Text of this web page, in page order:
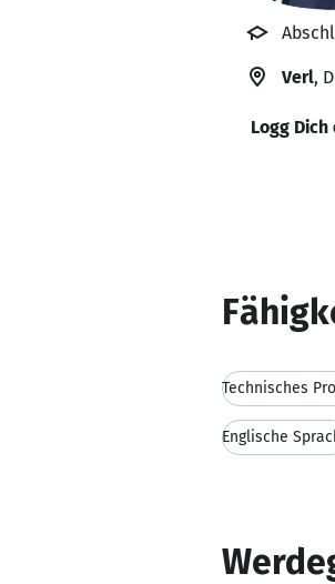
Verl,
Logg
Technisches
Englische